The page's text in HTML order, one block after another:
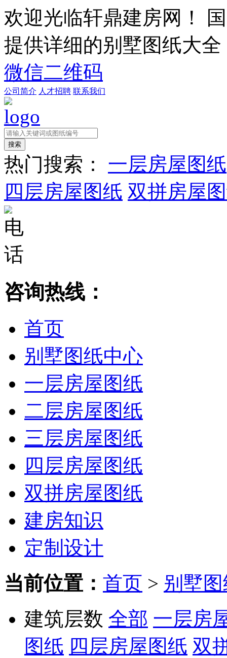
欢迎光临轩鼎建房网！
提供详细的别墅图纸大
微信二维码
公司简介 人才招聘 联系我们
热门搜索： 一层房屋图纸
四层房屋图纸 双拼房屋
咨询热线：
首页
别墅图纸中心
一层房屋图纸
二层房屋图纸
三层房屋图纸
四层房屋图纸
双拼房屋图纸
建房知识
定制设计
当前位置： 首页 > 别墅
建筑层数 全部 一层房
图纸 四层房屋图纸 双